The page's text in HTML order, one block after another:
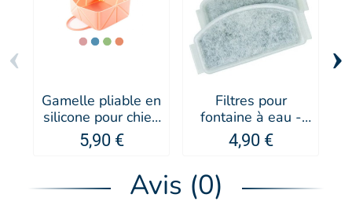
Gamelle pliable en
silicone pour chien
et chat - Martin
Sellier
5,90 €
Filtres pour
fontaine à eau -
Zolux
4,90 €
‹ ›
Avis (0)